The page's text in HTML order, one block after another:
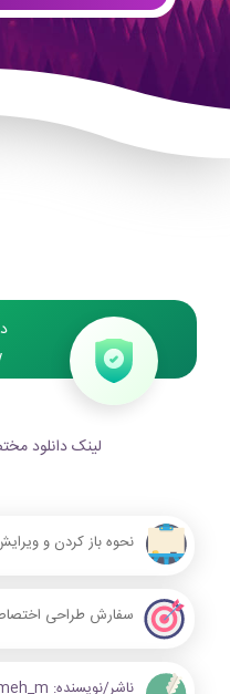
لینک دانلود
نحوه باز کردن و
سفارش طراحی
ناشر/نویسنده: